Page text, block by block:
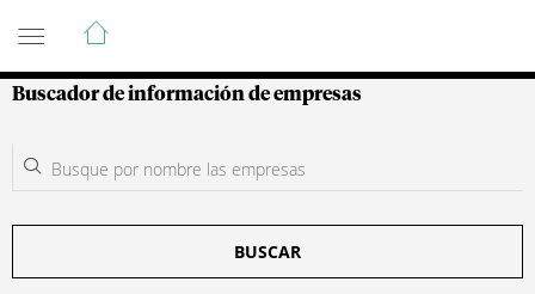
Guía de Empresas Colombianas
Buscador de información de empresas
BUSCAR